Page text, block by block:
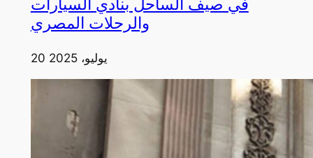
في صيف الساحل بنادي السيارات
والرحلات المصري
20 يوليو، 2025